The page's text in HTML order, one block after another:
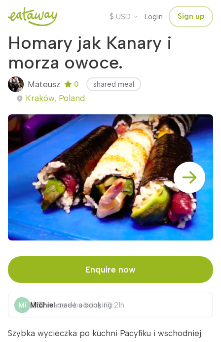
$ USD Login Sign up
Homary jak Kanary i
morza owoce.
Mateusz 0 shared meal
Kraków, Poland
Enquire now
Michiel made a booking 21h
Szybka wycieczka po kuchni Pacyfiku i wschodniej